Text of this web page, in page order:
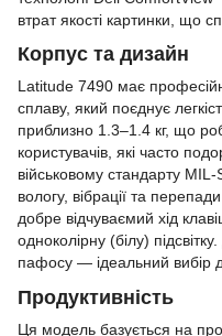
втрат якості картинки, що
Корпус та дизайн
Latitude 7490 має
сплаву, який поєднує
приблизно 1.3–1.4 кг, що
користувачів, які часто
військовому стандарту
вологу, вібрації та
добре відчуваємий хід
одноколірну (білу)
пафосу — ідеальний вибір
Продуктивність
Ця модель базується на